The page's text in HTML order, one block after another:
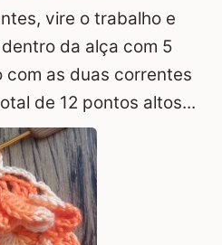
vire o trabalho e
da alça com 5
as duas correntes
de 12 pontos altos...